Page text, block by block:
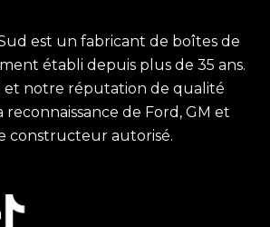
est un fabricant de boîtes de
établi depuis plus de 35 ans.
et notre réputation de qualité
de Ford, GM et
constructeur autorisé.